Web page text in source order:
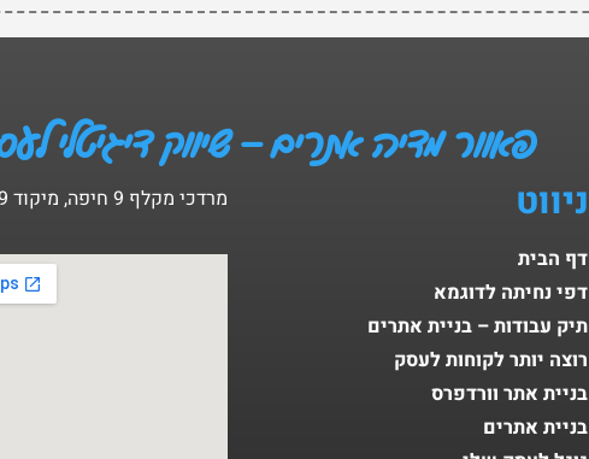
פאוור מדיה אתרים – שיווק דיגיטלי
ניווט
דף הבית
דפי נחיתה לדוגמא
תיק עבודות – בניית אתרים
רוצה יותר לקוחות לעסק
בניית אתר וורדפרס
בניית אתרים
מרדכי מקלף 9 חיפה, מיקוד 3295209